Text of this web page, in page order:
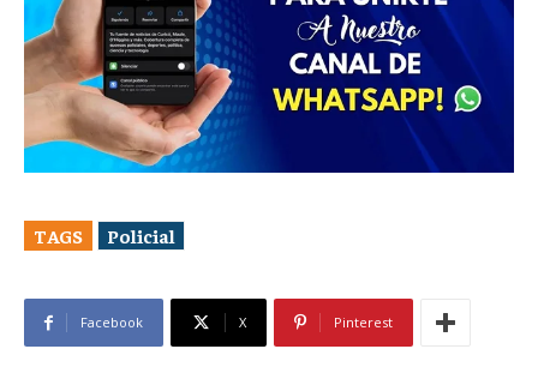
TAGS Policial
Facebook X Pinterest